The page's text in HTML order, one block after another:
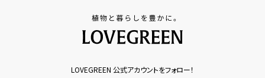
LOVEGREEN 公式アカウントをフォロー！